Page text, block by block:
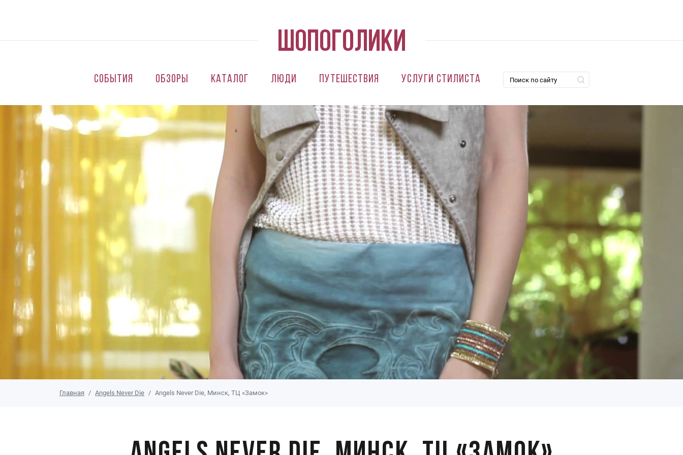
События Обзоры Каталог Люди Путешествия Услуги стилиста
Главная Angels Never Die Angels Never Die, Минск, ТЦ «Замок»